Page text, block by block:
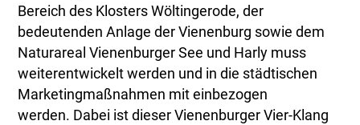
Bereich des Klosters Wöltingerode, der
bedeutenden Anlage der Vienenburg sowie dem
Naturareal Vienenburger See und Harly muss
weiterentwickelt werden und in die städtischen
Marketingmaßnahmen mit einbezogen
werden. Dabei ist dieser Vienenburger Vier-Klang